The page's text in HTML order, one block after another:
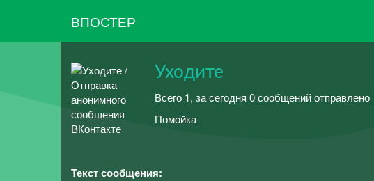
ВПОСТЕР
Уходите
Всего 1, за сегодня 0 сообщений отправлено
Помойка
Текст сообщения: